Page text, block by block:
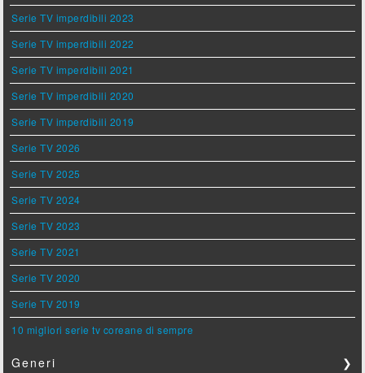
Serie TV imperdibili 2023
Serie TV imperdibili 2022
Serie TV imperdibili 2021
Serie TV imperdibili 2020
Serie TV imperdibili 2019
Serie TV 2026
Serie TV 2025
Serie TV 2024
Serie TV 2023
Serie TV 2021
Serie TV 2020
Serie TV 2019
10 migliori serie tv coreane di sempre
Generi ❯